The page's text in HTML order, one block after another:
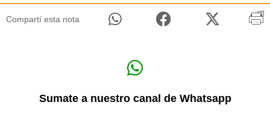
Compartí esta nota
Sumate a nuestro canal de Whatsapp